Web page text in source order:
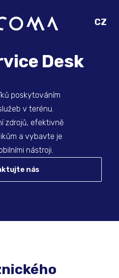
CZ
Desk
poskytováním
v terénu.
zdrojů, efektivně
a vybavte je
nástroji.
nás